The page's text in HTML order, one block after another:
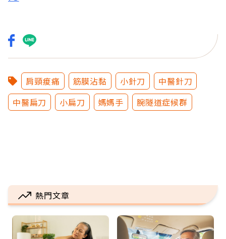
肩頸痠痛 筋膜沾黏 小針刀
中醫針刀
中醫扁刀
小扁刀 媽媽手 腕隧道症候群
熱門文章